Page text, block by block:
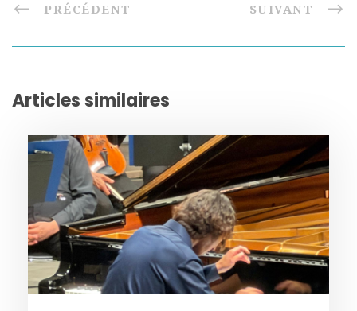
PRÉCÉDENT SUIVANT
Articles similaires